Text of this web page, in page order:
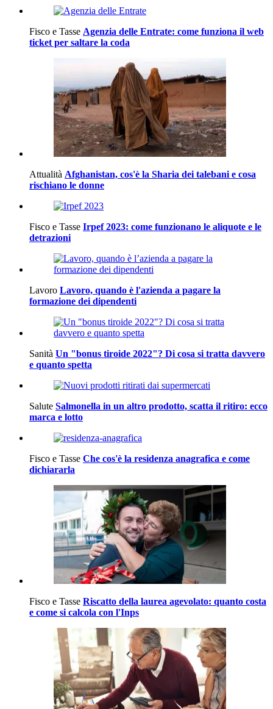
Fisco e Tasse Agenzia delle Entrate: come funziona il web
ticket per saltare la coda
Attualità Afghanistan, cos'è la Sharia dei talebani e cosa
rischiano le donne
Fisco e Tasse Irpef 2023: come funzionano le aliquote e le
detrazioni
Lavoro Lavoro, quando è l'azienda a pagare la
formazione dei dipendenti
Sanità Un "bonus tiroide 2022"? Di cosa si tratta davvero
e quanto spetta
Salute Salmonella in un altro prodotto, scatta il ritiro: ecco
marca e lotto
Fisco e Tasse Che cos'è la residenza anagrafica e come
dichiararla
Fisco e Tasse Riscatto della laurea agevolato: quanto costa
e come si calcola con l'Inps